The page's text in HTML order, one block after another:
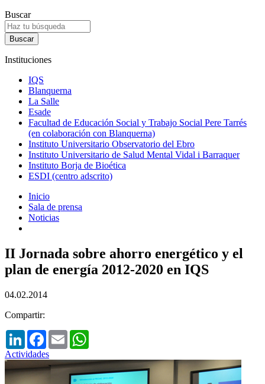
Buscar
Instituciones
IQS
Blanquerna
La Salle
Esade
Facultad de Educación Social y Trabajo Social Pere Tarrés
(en colaboración con Blanquerna)
Instituto Universitario Observatorio del Ebro
Instituto Universitario de Salud Mental Vidal i Barraquer
Instituto Borja de Bioética
ESDI (centro adscrito)
Inicio
Sala de prensa
Noticias
II Jornada sobre ahorro energético y el
plan de energía 2012-2020 en IQS
04.02.2014
Compartir:
LinkedInFacebook
Email
Actividades